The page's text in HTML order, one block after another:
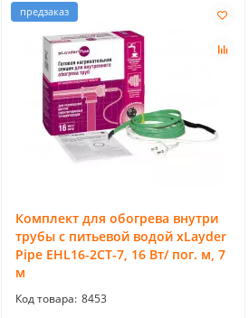
предзаказ
Комплект для обогрева внутри
трубы с питьевой водой xLayder
Pipe EHL16-2CT-7, 16 Вт/ пог. м, 7
м
8453